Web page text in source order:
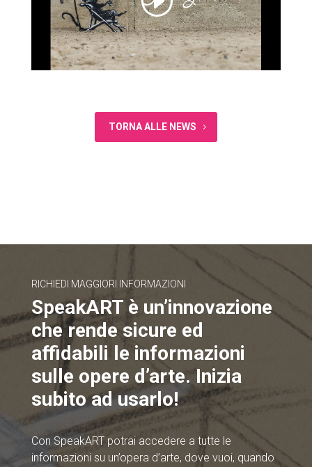
TORNA ALLE NEWS
RICHIEDI MAGGIORI INFORMAZIONI
SpeakART è un’innovazione
che rende sicure ed
affidabili le informazioni
sulle opere d’arte. Inizia
subito ad usarlo!
Con SpeakART potrai accedere a tutte le
informazioni su un’opera d’arte, dove vuoi, quando